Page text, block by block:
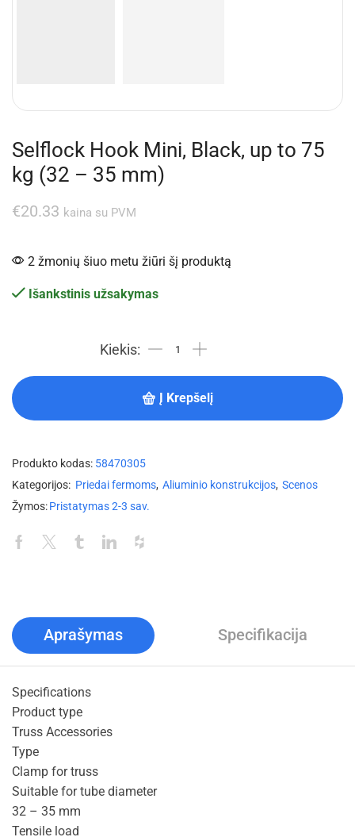
Selflock Hook Mini, Black, up to 75
kg (32 – 35 mm)
€20.33 kaina su PVM
2 žmonių šiuo metu žiūri šį produktą
Išankstinis užsakymas
Į Krepšelį
Produkto kodas: 58470305
Kategorijos: Priedai fermoms, Aliuminio konstrukcijos, Scenos
Žymos:Pristatymas 2-3 sav.
Aprašymas Specifikacija
Specifications
Product type
Truss Accessories
Type
Clamp for truss
Suitable for tube diameter
32 – 35 mm
Tensile load